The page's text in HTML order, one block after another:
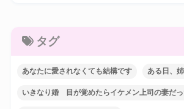
タグ
あなたに愛されなくても結構です ある日、
いきなり婚 目が覚めたらイケメン上司の妻だっ